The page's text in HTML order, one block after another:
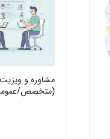
مشاوره و ویزیت
(متخصص/